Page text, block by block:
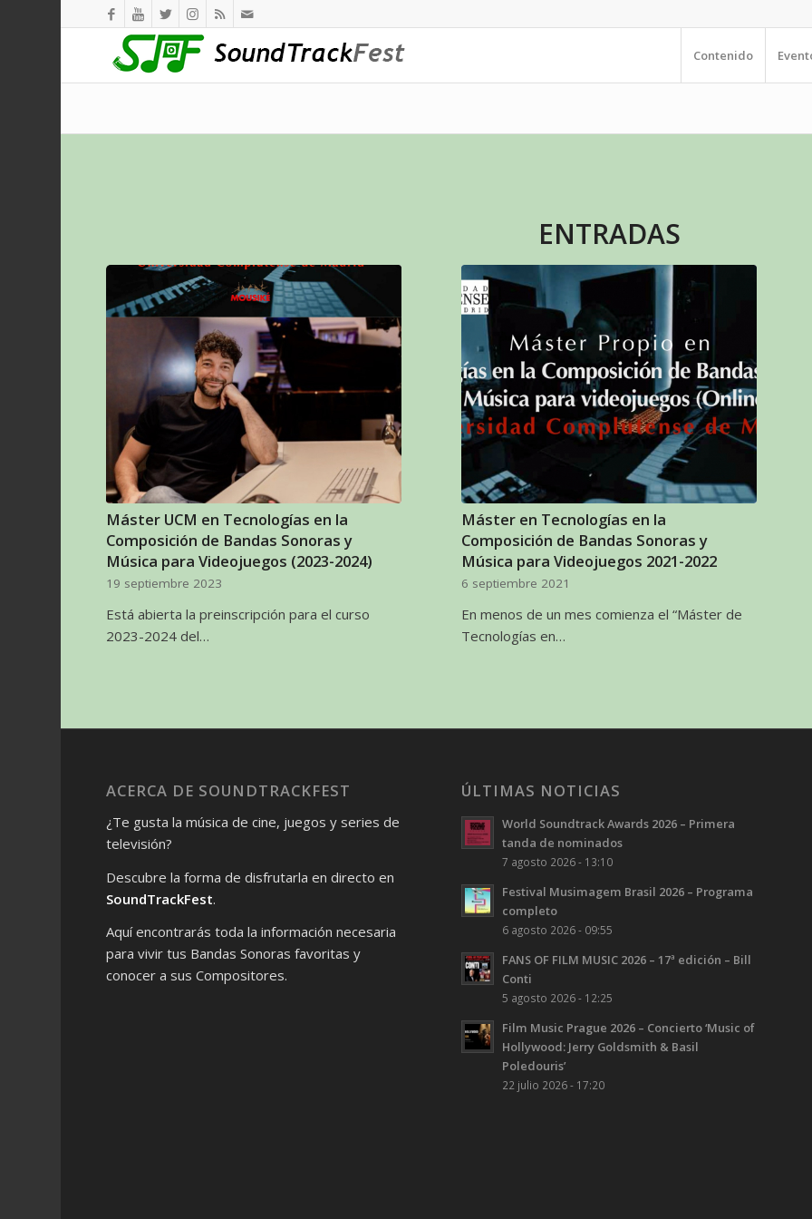
Contenido
ENTRADAS
Máster UCM en Tecnologías en la
Composición de Bandas Sonoras y
Música para Videojuegos (2023-2024)
19 septiembre 2023
Está abierta la preinscripción para el curso
2023-2024 del…
Máster en Tecnologías en la
Composición de Bandas Sonoras y
Música para Videojuegos 2021-2022
6 septiembre 2021
En menos de un mes comienza el “Máster de
Tecnologías en…
ACERCA DE SOUNDTRACKFEST
¿Te gusta la música de cine, juegos y series de
televisión?
Descubre la forma de disfrutarla en directo en
SoundTrackFest.
Aquí encontrarás toda la información necesaria
para vivir tus Bandas Sonoras favoritas y
conocer a sus Compositores.
ÚLTIMAS NOTICIAS
World Soundtrack Awards 2026 – Primera
tanda de nominados
7 agosto 2026 - 13:10
Festival Musimagem Brasil 2026 – Programa
completo
6 agosto 2026 - 09:55
FANS OF FILM MUSIC 2026 – 17ª edición – Bill
Conti
5 agosto 2026 - 12:25
Film Music Prague 2026 – Concierto ‘Music of
Hollywood: Jerry Goldsmith & Basil
Poledouris’
22 julio 2026 - 17:20